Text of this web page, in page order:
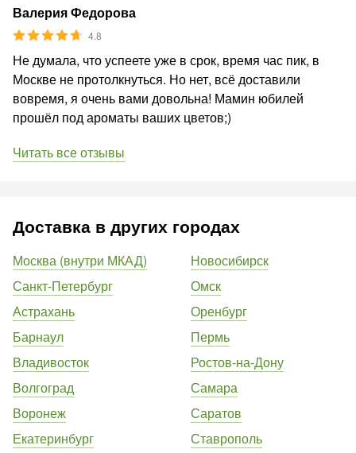
Валерия Федорова
4.8
Не думала, что успеете уже в срок, время час пик, в
Москве не протолкнуться. Но нет, всё доставили
вовремя, я очень вами довольна! Мамин юбилей
прошёл под ароматы ваших цветов;)
Читать все отзывы
Доставка в других городах
Москва (внутри МКАД)
Санкт-Петербург
Астрахань
Барнаул
Владивосток
Волгоград
Воронеж
Екатеринбург
Новосибирск
Омск
Оренбург
Пермь
Ростов-на-Дону
Самара
Саратов
Ставрополь